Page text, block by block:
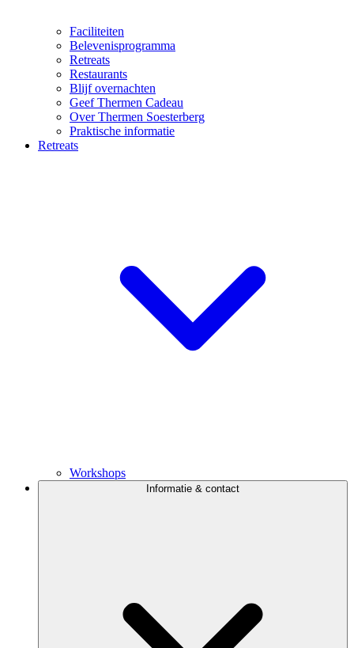
Faciliteiten
Belevenisprogramma
Retreats
Restaurants
Blijf overnachten
Geef Thermen Cadeau
Over Thermen Soesterberg
Praktische informatie
Retreats
Workshops
Informatie & contact